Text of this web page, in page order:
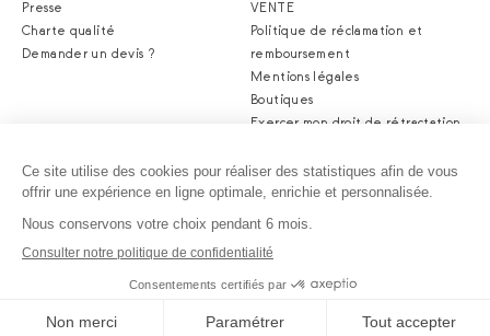
Presse
Charte qualité
Demander un devis ?
VENTE
Politique de réclamation et
remboursement
Mentions légales
Boutiques
Exercer mon droit de rétractation